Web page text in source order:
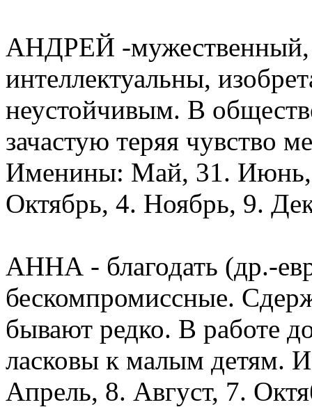
АНДРЕЙ -мужественный,
интеллектуальны,
неустойчивым. В
зачастую теряя чувство
Именины: Май, 31. Июнь,
Октябрь, 4. Ноябрь, 9.
АННА - благодать (др.-
бескомпромиссные.
бывают редко. В работе
ласковы к малым детям.
Апрель, 8. Август, 7.